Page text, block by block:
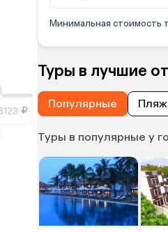
₽
Минимальная стоимость
Туры в лучшие
Популярные
Туры в популярные у